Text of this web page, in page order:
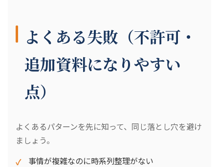
よくある失敗（不許可・
追加資料になりやすい
点）
よくあるパターンを先に知って、同じ落とし穴を避け
ましょう。
事情が複雑なのに時系列整理がない